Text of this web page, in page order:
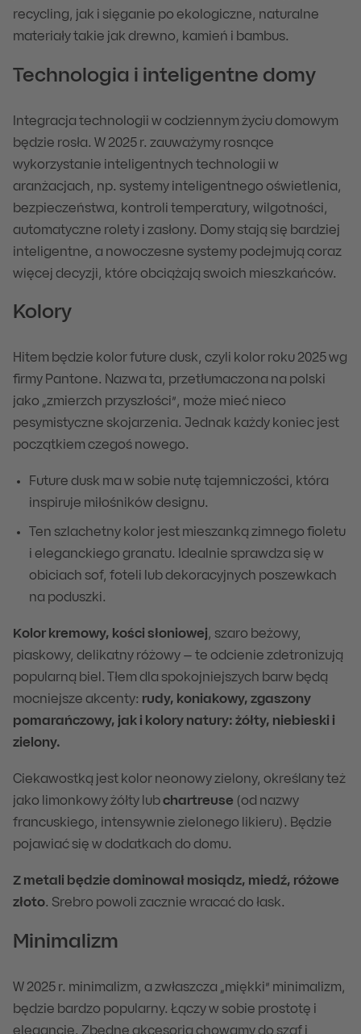
recycling, jak i sięganie po ekologiczne, naturalne
materiały takie jak drewno, kamień i bambus.
Technologia i inteligentne domy
Integracja technologii w codziennym życiu domowym
będzie rosła. W 2025 r. zauważymy rosnące
wykorzystanie inteligentnych technologii w
aranżacjach, np. systemy inteligentnego oświetlenia,
bezpieczeństwa, kontroli temperatury, wilgotności,
automatyczne rolety i zasłony. Domy stają się bardziej
inteligentne, a nowoczesne systemy podejmują coraz
więcej decyzji, które obciążają swoich mieszkańców.
Kolory
Hitem będzie kolor future dusk, czyli kolor roku 2025 wg
firmy Pantone. Nazwa ta, przetłumaczona na polski
jako „zmierzch przyszłości”, może mieć nieco
pesymistyczne skojarzenia. Jednak każdy koniec jest
początkiem czegoś nowego.
Future dusk ma w sobie nutę tajemniczości, która
inspiruje miłośników designu.
Ten szlachetny kolor jest mieszanką zimnego fioletu
i eleganckiego granatu. Idealnie sprawdza się w
obiciach sof, foteli lub dekoracyjnych poszewkach
na poduszki.
Kolor kremowy, kości słoniowej , szaro beżowy,
piaskowy, delikatny różowy – te odcienie zdetronizują
popularną biel. Tłem dla spokojniejszych barw będą
mocniejsze akcenty: rudy, koniakowy, zgaszony
pomarańczowy, jak i kolory natury: żółty, niebieski i
zielony.
Ciekawostką jest kolor neonowy zielony, określany też
jako limonkowy żółty lub chartreuse (od nazwy
francuskiego, intensywnie zielonego likieru). Będzie
pojawiać się w dodatkach do domu.
Z metali będzie dominował mosiądz, miedź, różowe
złoto. Srebro powoli zacznie wracać do łask.
Minimalizm
W 2025 r. minimalizm, a zwłaszcza „miękki” minimalizm,
będzie bardzo popularny. Łączy w sobie prostotę i